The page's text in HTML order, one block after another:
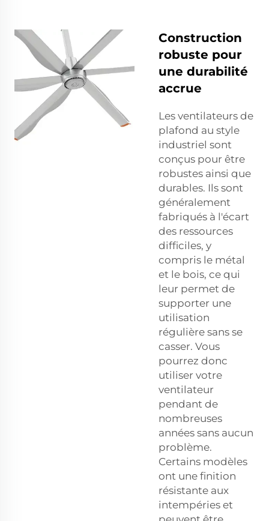
Construction
robuste pour
une durabilité
accrue
Les ventilateurs de
plafond au style
industriel sont
conçus pour être
robustes ainsi que
durables. Ils sont
généralement
fabriqués à l'écart
des ressources
difficiles, y
compris le métal
et le bois, ce qui
leur permet de
supporter une
utilisation
régulière sans se
casser. Vous
pourrez donc
utiliser votre
ventilateur
pendant de
nombreuses
années sans aucun
problème.
Certains modèles
ont une finition
résistante aux
intempéries et